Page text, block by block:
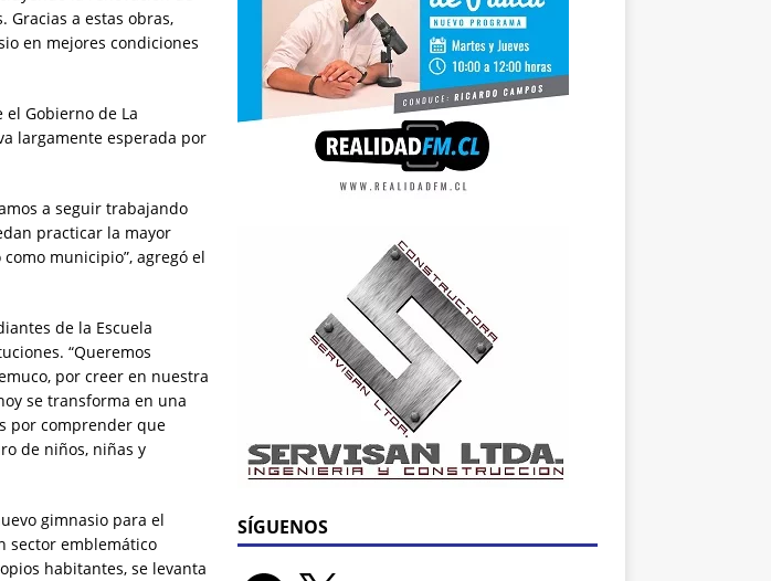
Gracias a estas obras,
en mejores condiciones
Gobierno de La
largamente esperada por
a seguir trabajando
practicar la mayor
municipio”, agregó el
de la Escuela
“Queremos
por creer en nuestra
se transforma en una
por comprender que
de niños, niñas y
gimnasio para el
sector emblemático
habitantes, se levanta
SÍGUENOS